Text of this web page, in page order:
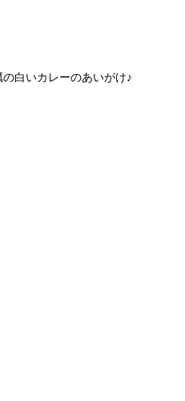
白いカレーのあいがけ♪